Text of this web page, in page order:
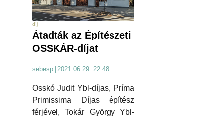
díj
Átadták az Építészeti
OSSKÁR-díjat
sebesp 2021.06.29. 22:48
Osskó Judit Ybl-díjas, Príma
Primissima Díjas építész
férjével, Tokár György Ybl-